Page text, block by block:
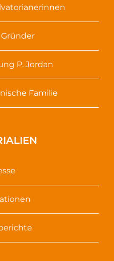
P. Jordan
Familie